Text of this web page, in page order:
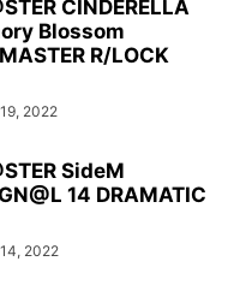
CINDERELLA
Blossom
R/LOCK
2022
SideM
14 DRAMATIC
2022